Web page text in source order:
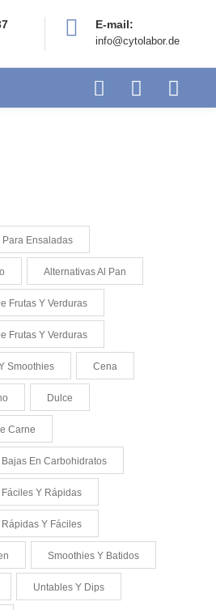
E-mail:
info@cytolabor.de
Ensaladas
Alternativas Al Pan
Frutas Y Verduras
Frutas Y Verduras
Smoothies Cena
Dulce
Carne
Bajas En Carbohidratos
Fáciles Y Rápidas
Rápidas Y Fáciles
Smoothies Y Batidos
Untables Y Dips